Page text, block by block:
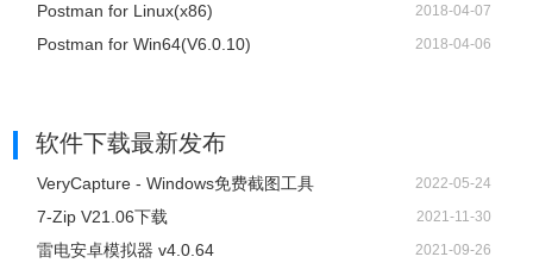
Postman for Linux(x86) 2018-04-07
Postman for Win64(V6.0.10) 2018-04-06
软件下载最新发布
VeryCapture - Windows免费截图工具 2022-05-24
7-Zip V21.06下载 2021-11-30
雷电安卓模拟器 v4.0.64 2021-09-26